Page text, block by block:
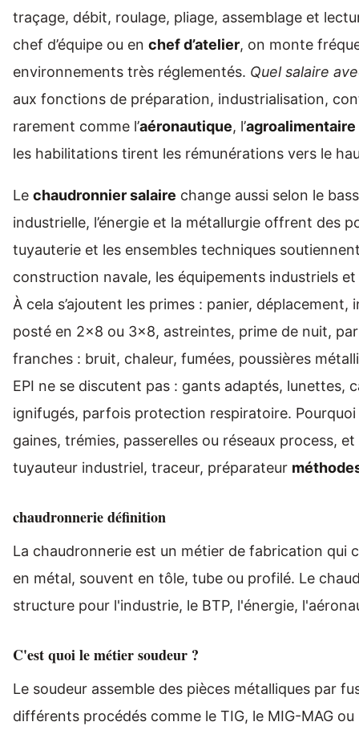
traçage, débit, roulage, pliage, assemblage et
chef d’équipe ou en chef d’atelier, on monte
environnements très réglementés. Quel salaire
aux fonctions de préparation, industrialisation,
rarement comme l’aéronautique, l’agroalimentaire
les habilitations tirent les rémunérations vers le
Le chaudronnier salaire change aussi selon le
industrielle, l’énergie et la métallurgie offrent des
tuyauterie et les ensembles techniques
construction navale, les équipements industriels
À cela s’ajoutent les primes : panier,
posté en 2x8 ou 3x8, astreintes, prime de nuit,
franches : bruit, chaleur, fumées, poussières
EPI ne se discutent pas : gants adaptés, lunettes,
ignifugés, parfois protection respiratoire.
gaines, trémies, passerelles ou réseaux process,
tuyauteur industriel, traceur, préparateur
chaudronnerie définition
La chaudronnerie est un métier de fabrication qui
en métal, souvent en tôle, tube ou profilé. Le
structure pour l'industrie, le BTP, l'énergie,
C'est quoi le métier soudeur ?
Le soudeur assemble des pièces métalliques par
différents procédés comme le TIG, le MIG-MAG